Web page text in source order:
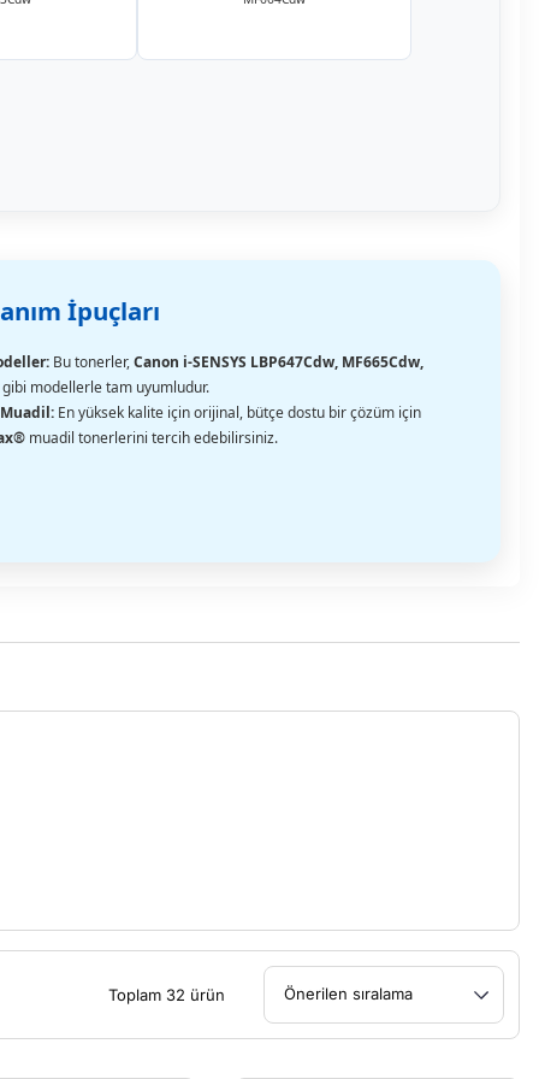
İpuçları
Bu tonerler,Canon i-SENSYS LBP647Cdw, MF665Cdw,
gibi modellerle tam uyumludur.
En yüksek kalite için orijinal, bütçe dostu bir çözüm için
muadil tonerlerini tercih edebilirsiniz.
Toplam 32 ürün